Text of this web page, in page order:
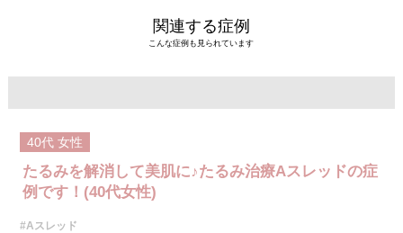
関連する症例
こんな症例も見られています
40代 女性
たるみを解消して美肌に♪たるみ治療Aスレッドの症
例です！(40代女性)
#Aスレッド